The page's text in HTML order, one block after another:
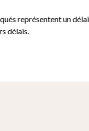
représentent un
délais.